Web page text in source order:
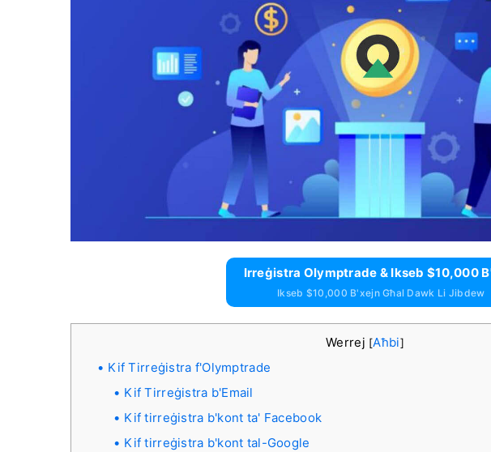
Irreġistra Olymptrade & Ikseb $10,000
Ikseb $10,000 B'xejn Għal Dawk Li Jibdew
Werrej [Aħbi]
Kif Tirreġistra f'Olymptrade
Kif Tirreġistra b'Email
Kif tirreġistra b'kont ta' Facebook
Kif tirreġistra b'kont tal-Google